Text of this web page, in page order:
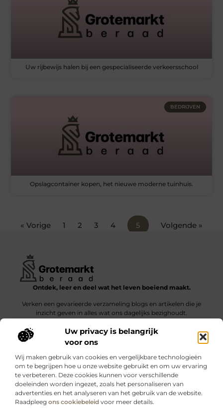
Uw privacy is belangrijk
voor ons
Wij maken gebruik van cookies en vergelijkbare technologieën
om te begrijpen hoe u onze website gebruikt en om uw ervaring
te verbeteren. Deze cookies kunnen voor verschillende
doeleinden worden ingezet, zoals het personaliseren van
advertenties en het analyseren van het gebruik van de website.
Raadpleeg ons cookiebeleid voor meer details.
Uw rijbewijs halen bij een gespecialiseerde verkeersschool
BEDRIJVEN
Opslagcontainer kopen, het nieuwe moderne tuinhuis.
« Vorige 1 2 3 4 5 Volgende »
Ontdek, leer en deel wat het leven boeiend maakt.
Verken een gevarieerde verzameling blogs en artikelen die je
inzicht geven in alles wat ons dagelijks bezighoudt.
Bericht categorie
Onze informatie